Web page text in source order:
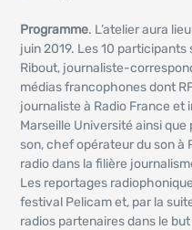
Programme. L’atelier aura
juin 2019. Les 10
Ribout, journaliste-
médias francophones dont
journaliste à Radio France
Marseille Université ainsi
son, chef opérateur du son à
radio dans la filière
Les reportages
festival Pelicam et, par la
radios partenaires dans le